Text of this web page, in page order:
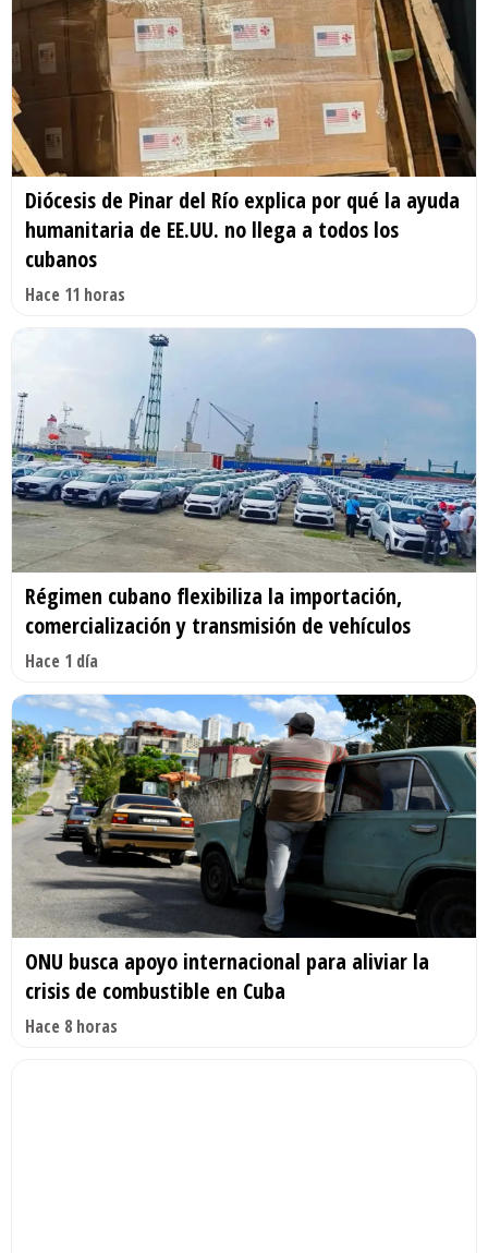
Diócesis de Pinar del Río explica por qué la ayuda
humanitaria de EE.UU. no llega a todos los
cubanos
Hace 11 horas
Régimen cubano flexibiliza la importación,
comercialización y transmisión de vehículos
Hace 1 día
ONU busca apoyo internacional para aliviar la
crisis de combustible en Cuba
Hace 8 horas